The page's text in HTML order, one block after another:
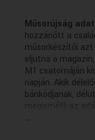
Műsorújság
hozzánőtt a
műsorkészítői
eljutna a
M1 csatornáján
napján. Akik
bánkódjanak,
megismétli az
magyarság is
kérdésekkel
...